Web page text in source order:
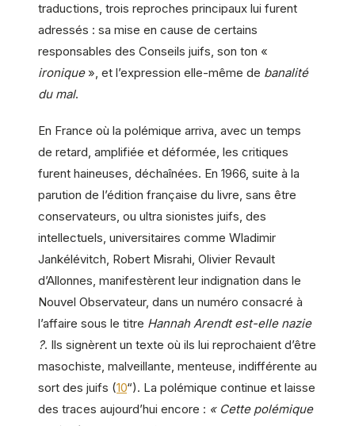
traductions, trois reproches principaux lui furent
adressés : sa mise en cause de certains
responsables des Conseils juifs, son ton «
ironique», et l’expression elle-même de banalité
du mal.
En France où la polémique arriva, avec un temps
de retard, amplifiée et déformée, les critiques
furent haineuses, déchaînées. En 1966, suite à la
parution de l’édition française du livre, sans être
conservateurs, ou ultra sionistes juifs, des
intellectuels, universitaires comme Wladimir
Jankélévitch, Robert Misrahi, Olivier Revault
d’Allonnes, manifestèrent leur indignation dans le
Nouvel Observateur, dans un numéro consacré à
l’affaire sous le titre Hannah Arendt est-elle nazie
?. Ils signèrent un texte où ils lui reprochaient d’être
masochiste, malveillante, menteuse, indifférente au
sort des juifs (10“). La polémique continue et laisse
des traces aujourd’hui encore : « Cette polémique